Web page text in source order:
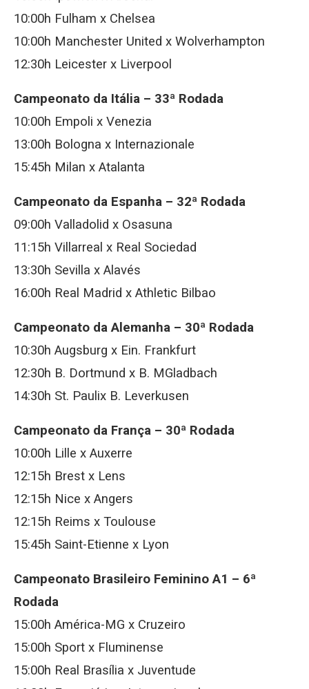
10:00h Fulham x Chelsea
10:00h Manchester United x Wolverhampton
12:30h Leicester x Liverpool
Campeonato da Itália – 33ª Rodada
10:00h Empoli x Venezia
13:00h Bologna x Internazionale
15:45h Milan x Atalanta
Campeonato da Espanha – 32ª Rodada
09:00h Valladolid x Osasuna
11:15h Villarreal x Real Sociedad
13:30h Sevilla x Alavés
16:00h Real Madrid x Athletic Bilbao
Campeonato da Alemanha – 30ª Rodada
10:30h Augsburg x Ein. Frankfurt
12:30h B. Dortmund x B. MGladbach
14:30h St. Paulix B. Leverkusen
Campeonato da França – 30ª Rodada
10:00h Lille x Auxerre
12:15h Brest x Lens
12:15h Nice x Angers
12:15h Reims x Toulouse
15:45h Saint-Etienne x Lyon
Campeonato Brasileiro Feminino A1 – 6ª
Rodada
15:00h América-MG x Cruzeiro
15:00h Sport x Fluminense
15:00h Real Brasília x Juventude